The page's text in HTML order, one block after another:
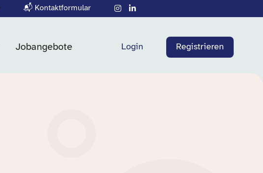
📬 Kontaktformular
Jobangebote Login Registrieren